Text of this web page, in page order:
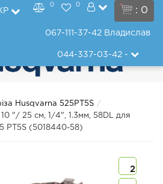
: 0
0 0
067-111-37-42 Владислав
044-337-03-42-
Husqvarna 525PT5S
"/ 25 см, 1/4", 1.3мм, 58DL для
PT5S (5018440-58)
2